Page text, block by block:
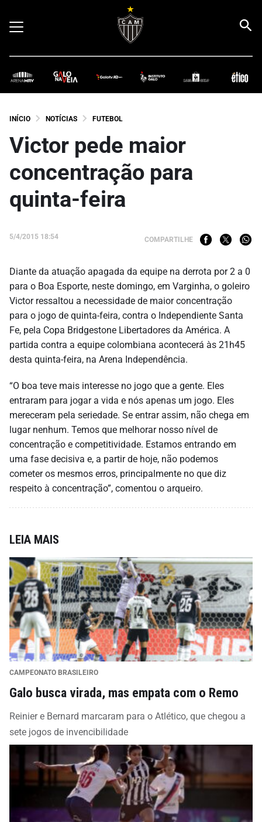
INÍCIO NOTÍCIAS FUTEBOL
Victor pede maior
concentração para
quinta-feira
5/4/2015 18:54 COMPARTILHE
Diante da atuação apagada da equipe na derrota por 2 a 0
para o Boa Esporte, neste domingo, em Varginha, o goleiro
Victor ressaltou a necessidade de maior concentração
para o jogo de quinta-feira, contra o Independiente Santa
Fe, pela Copa Bridgestone Libertadores da América. A
partida contra a equipe colombiana acontecerá às 21h45
desta quinta-feira, na Arena Independência.
“O boa teve mais interesse no jogo que a gente. Eles
entraram para jogar a vida e nós apenas um jogo. Eles
mereceram pela seriedade. Se entrar assim, não chega em
lugar nenhum. Temos que melhorar nosso nível de
concentração e competitividade. Estamos entrando em
uma fase decisiva e, a partir de hoje, não podemos
cometer os mesmos erros, principalmente no que diz
respeito à concentração”, comentou o arqueiro.
LEIA MAIS
CAMPEONATO BRASILEIRO
Galo busca virada, mas empata com o Remo
Reinier e Bernard marcaram para o Atlético, que chegou a
sete jogos de invencibilidade